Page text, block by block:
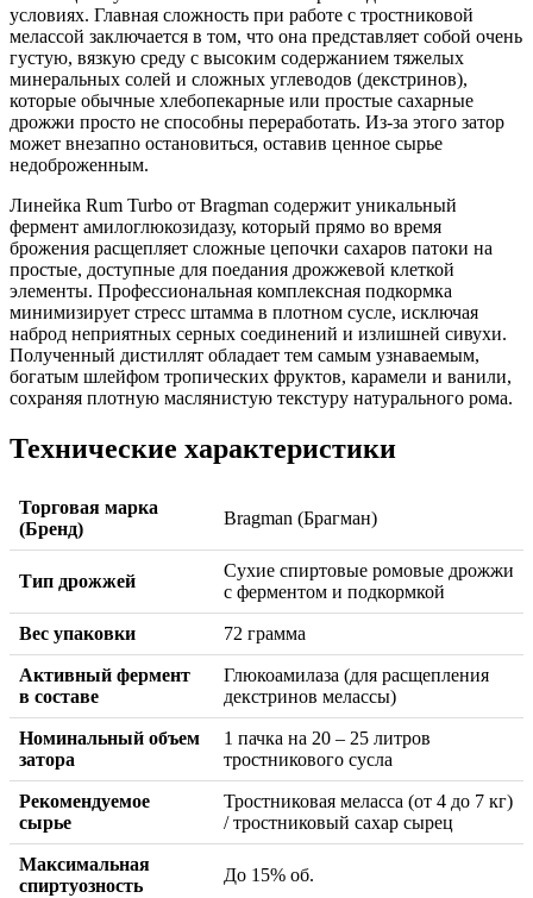
условиях. Главная сложность при работе с тростниковой
мелассой заключается в том, что она представляет собой очень
густую, вязкую среду с высоким содержанием тяжелых
минеральных солей и сложных углеводов (декстринов),
которые обычные хлебопекарные или простые сахарные
дрожжи просто не способны переработать. Из-за этого затор
может внезапно остановиться, оставив ценное сырье
недоброженным.
Линейка Rum Turbo от Bragman содержит уникальный
фермент амилоглюкозидазу, который прямо во время
брожения расщепляет сложные цепочки сахаров патоки на
простые, доступные для поедания дрожжевой клеткой
элементы. Профессиональная комплексная подкормка
минимизирует стресс штамма в плотном сусле, исключая
наброд неприятных серных соединений и излишней сивухи.
Полученный дистиллят обладает тем самым узнаваемым,
богатым шлейфом тропических фруктов, карамели и ванили,
сохраняя плотную маслянистую текстуру натурального рома.
Технические характеристики
Торговая марка
(Бренд)
Bragman (Брагман)
Тип дрожжей
Сухие спиртовые ромовые дрожжи
с ферментом и подкормкой
Вес упаковки 72 грамма
Активный фермент
в составе
Глюкоамилаза (для расщепления
декстринов мелассы)
Номинальный объем
затора
1 пачка на 20 – 25 литров
тростникового сусла
Рекомендуемое
сырье
Тростниковая меласса (от 4 до 7 кг)
/ тростниковый сахар сырец
Максимальная
спиртуозность
До 15% об.